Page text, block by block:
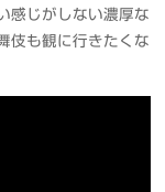
感じがしない濃厚な
伎も観に行きたくな